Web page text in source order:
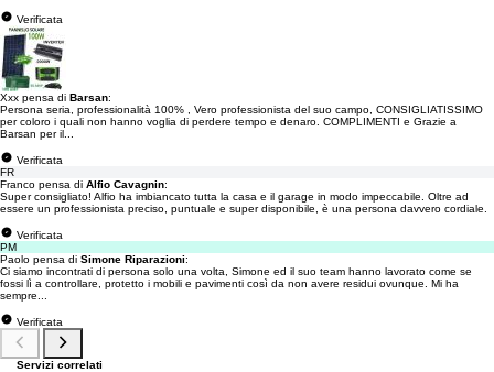
Verificata
Xxx pensa di Barsan:
Persona seria, professionalità 100% , Vero professionista del suo campo, CONSIGLIATISSIMO
per coloro i quali non hanno voglia di perdere tempo e denaro. COMPLIMENTI e Grazie a
Barsan per il...
Verificata
FR
Franco pensa di Alfio Cavagnin:
Super consigliato! Alfio ha imbiancato tutta la casa e il garage in modo impeccabile. Oltre ad
essere un professionista preciso, puntuale e super disponibile, è una persona davvero cordiale.
Verificata
PM
Paolo pensa di Simone Riparazioni:
Ci siamo incontrati di persona solo una volta, Simone ed il suo team hanno lavorato come se
fossi lì a controllare, protetto i mobili e pavimenti così da non avere residui ovunque. Mi ha
sempre...
Verificata
Servizi correlati